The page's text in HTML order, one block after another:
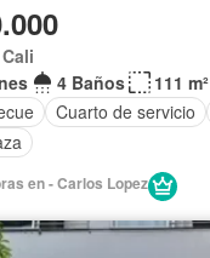
4 Baños
111 m²
Cuarto de servicio
en - Carlos Lopez